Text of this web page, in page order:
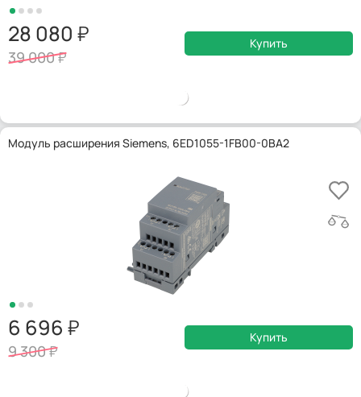
28 080
39 000
Купить
Модуль расширения Siemens, 6ED1055-1FB00-0BA2
6 696
9 300
Купить